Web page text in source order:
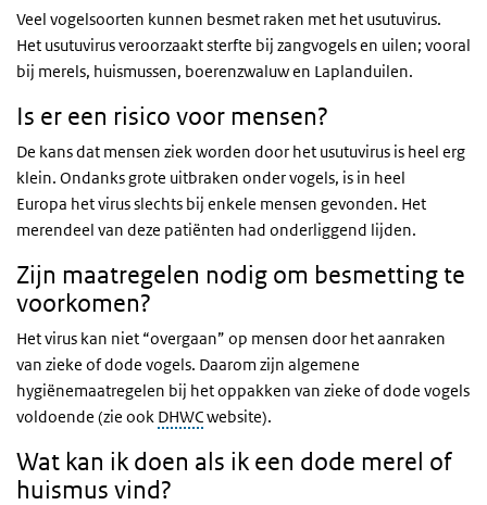
Veel vogelsoorten kunnen besmet raken met het usutuvirus.
Het usutuvirus veroorzaakt sterfte bij zangvogels en uilen; vooral
bij merels, huismussen, boerenzwaluw en Laplanduilen.
Is er een risico voor mensen?
De kans dat mensen ziek worden door het usutuvirus is heel erg
klein. Ondanks grote uitbraken onder vogels, is in heel
Europa het virus slechts bij enkele mensen gevonden. Het
merendeel van deze patiënten had onderliggend lijden.
Zijn maatregelen nodig om besmetting te
voorkomen?
Het virus kan niet “overgaan” op mensen door het aanraken
van zieke of dode vogels. Daarom zijn algemene
hygiënemaatregelen bij het oppakken van zieke of dode vogels
voldoende (zie ook DHWCwebsite).
Wat kan ik doen als ik een dode merel of
huismus vind?